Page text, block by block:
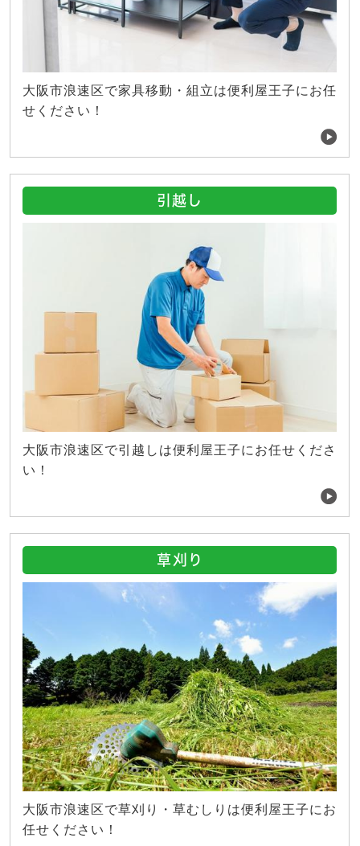
大阪市浪速区で家具移動・組立は便利屋王子にお任
せください！
引越し
大阪市浪速区で引越しは便利屋王子にお任せくださ
い！
草刈り
大阪市浪速区で草刈り・草むしりは便利屋王子にお
任せください！